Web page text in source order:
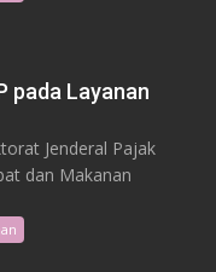
pada Layanan
Jenderal Pajak
dan Makanan